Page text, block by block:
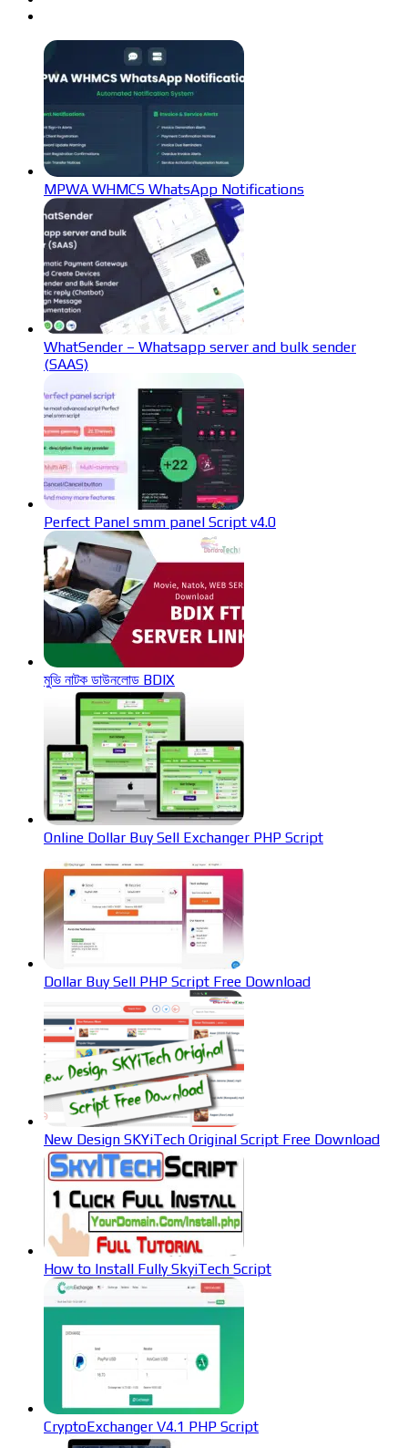
MPWA WHMCS WhatsApp Notifications
WhatSender – Whatsapp server and bulk sender
(SAAS)
Perfect Panel smm panel Script v4.0
মুভি নাটক ডাউনলোড BDIX
Online Dollar Buy Sell Exchanger PHP Script
Dollar Buy Sell PHP Script Free Download
New Design SKYiTech Original Script Free Download
How to Install Fully SkyiTech Script
CryptoExchanger V4.1 PHP Script